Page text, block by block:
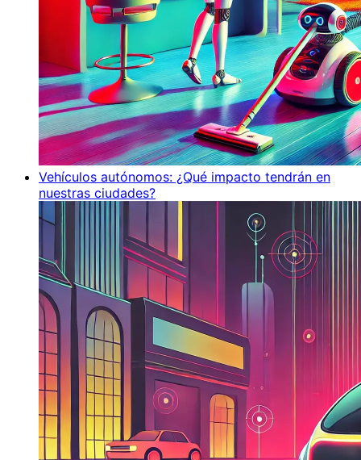
Vehículos autónomos: ¿Qué impacto tendrán en
nuestras ciudades?